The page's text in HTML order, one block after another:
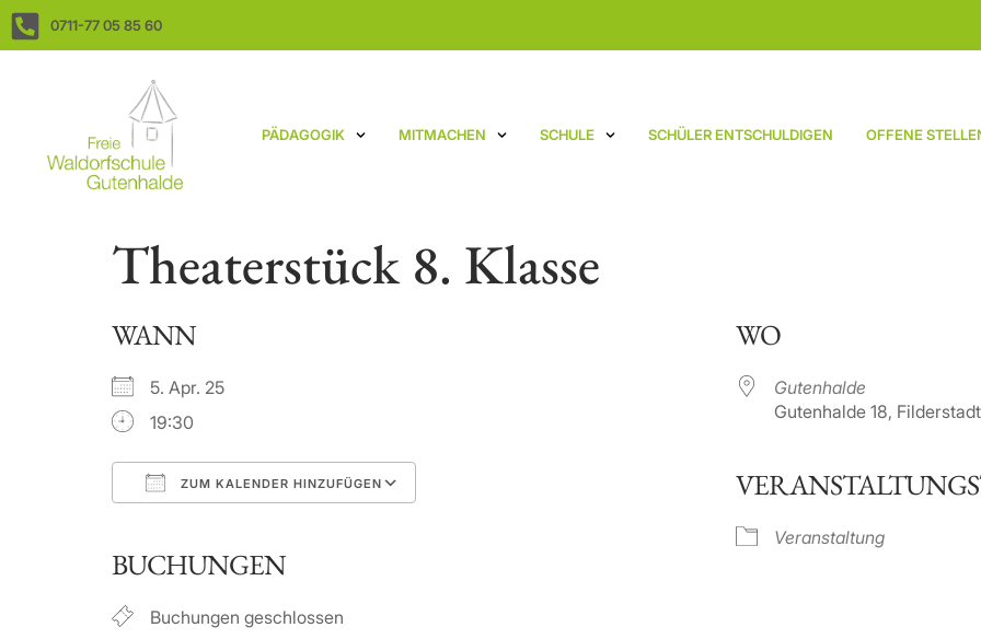
0711-77 05 85 60
PÄDAGOGIK MITMACHEN SCHULE SCHÜLER ENTSCHULDIGEN OFFENE
Theaterstück 8. Klasse
WANN
5. Apr. 25
19:30
ZUM KALENDER HINZUFÜGEN
iCalendar
BUCHUNGEN
Buchungen geschlossen
WO
Gutenhalde
Gutenhalde 18,
Veranstaltung